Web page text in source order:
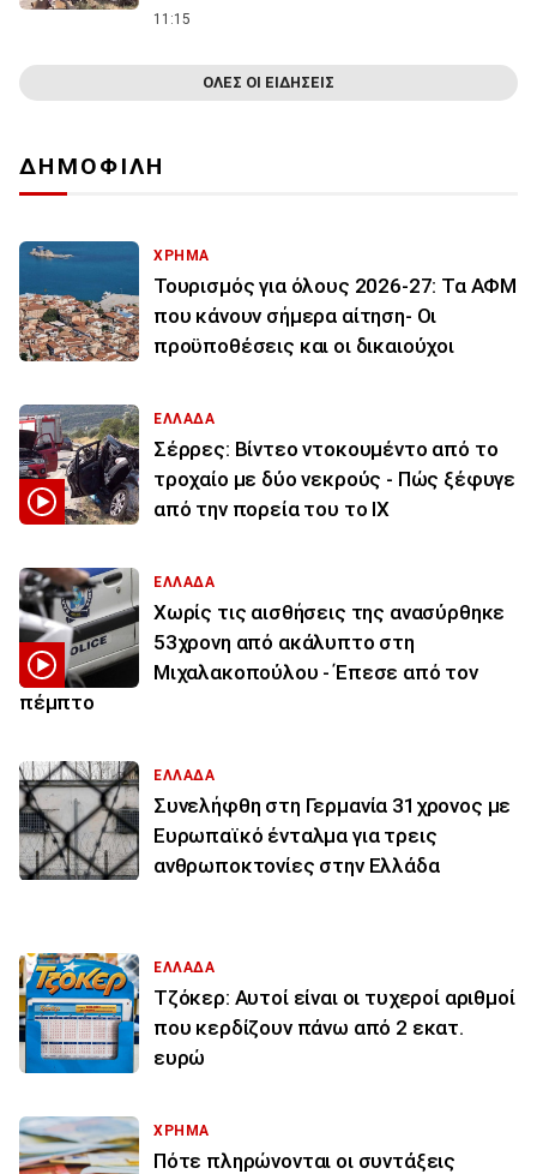
11:15
ΟΛΕΣ ΟΙ ΕΙΔΗΣΕΙΣ
ΔΗΜΟΦΙΛΗ
ΧΡΗΜΑ
Τουρισμός για όλους 2026-27: Τα ΑΦΜ
που κάνουν σήμερα αίτηση- Οι
προϋποθέσεις και οι δικαιούχοι
ΕΛΛΑΔΑ
Σέρρες: Βίντεο ντοκουμέντο από το
τροχαίο με δύο νεκρούς - Πώς ξέφυγε
από την πορεία του το ΙΧ
ΕΛΛΑΔΑ
Χωρίς τις αισθήσεις της ανασύρθηκε
53χρονη από ακάλυπτο στη
Μιχαλακοπούλου - Έπεσε από τον
πέμπτο
ΕΛΛΑΔΑ
Συνελήφθη στη Γερμανία 31χρονος με
Ευρωπαϊκό ένταλμα για τρεις
ανθρωποκτονίες στην Ελλάδα
ΕΛΛΑΔΑ
Τζόκερ: Αυτοί είναι οι τυχεροί αριθμοί
που κερδίζουν πάνω από 2 εκατ.
ευρώ
ΧΡΗΜΑ
Πότε πληρώνονται οι συντάξεις